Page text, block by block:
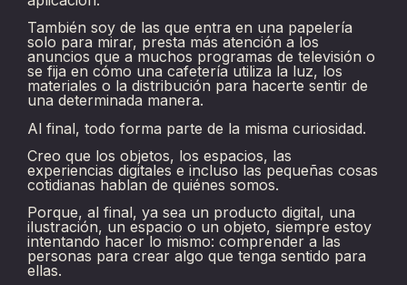
También soy de las que entra en una papelería
solo para mirar, presta más atención a los
anuncios que a muchos programas de televisión o
se fija en cómo una cafetería utiliza la luz, los
materiales o la distribución para hacerte sentir de
una determinada manera.
Al final, todo forma parte de la misma curiosidad.
Creo que los objetos, los espacios, las
experiencias digitales e incluso las pequeñas cosas
cotidianas hablan de quiénes somos.
Porque, al final, ya sea un producto digital, una
ilustración, un espacio o un objeto, siempre estoy
intentando hacer lo mismo: comprender a las
personas para crear algo que tenga sentido para
ellas.